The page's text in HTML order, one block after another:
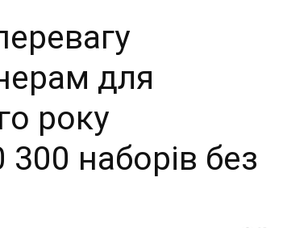
для
року
наборів без